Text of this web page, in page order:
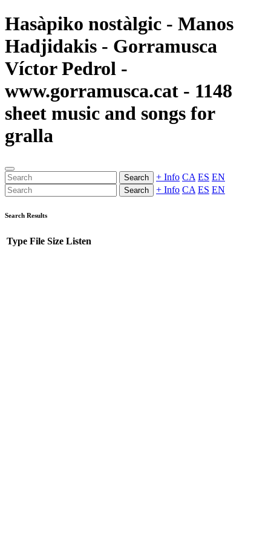
Hasàpiko nostàlgic - Manos
Hadjidakis - Gorramusca
Víctor Pedrol -
www.gorramusca.cat - 1148
sheet music and songs for
gralla
Search + Info CA ES EN
Search + Info CA ES EN
Search Results
Type File Size Listen